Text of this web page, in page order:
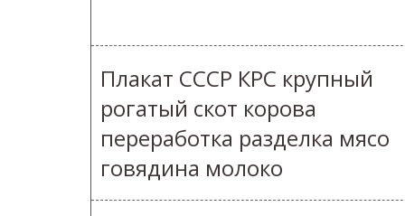
Плакат СССР КРС крупный
рогатый скот корова
переработка разделка мясо
говядина молоко